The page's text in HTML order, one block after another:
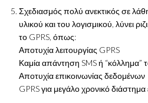
Σχεδιασμός πολύ ανεκτικός σε
υλικού και του λογισμικού, λύνει
το GPRS, όπως:
Αποτυχία λειτουργίας GPRS
Καμία απάντηση SMS ή “κόλλημα”
Αποτυχία επικοινωνίας δεδομένων
GPRS για μεγάλο χρονικό διάστημα